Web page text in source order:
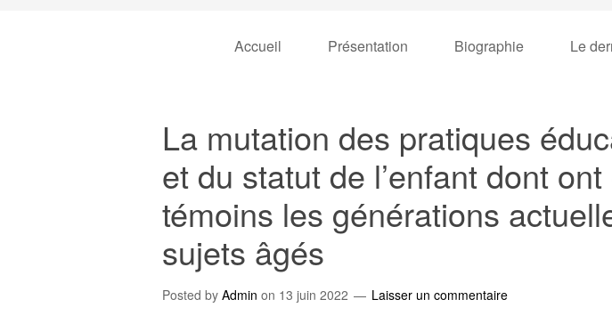
Accueil Présentation Biographie Le
La mutation des pratiques
et du statut de l’enfant dont ont
témoins les générations
sujets âgés
Posted by Admin on 13 juin 2022 Laisser un commentaire